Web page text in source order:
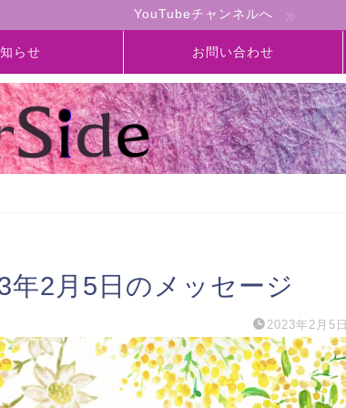
YouTubeチャンネルへ
らせ お問い合わせ
年2月5日のメッセージ
2023年2月5日